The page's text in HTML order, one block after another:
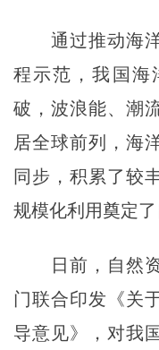
通过推动海洋
程示范，我国海
破，波浪能、潮
居全球前列，海
同步，积累了较
规模化利用奠定了
日前，自然资
门联合印发《关
导意见》，对我